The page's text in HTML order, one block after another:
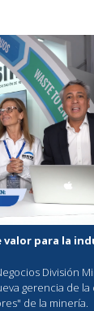
valor para la
División
gerencia de la
de la minería.